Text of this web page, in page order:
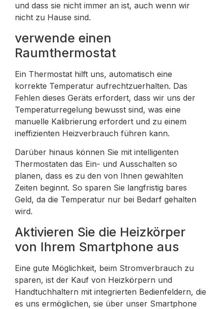
und dass sie nicht immer an ist, auch wenn wir
nicht zu Hause sind.
verwende einen
Raumthermostat
Ein Thermostat hilft uns, automatisch eine
korrekte Temperatur aufrechtzuerhalten. Das
Fehlen dieses Geräts erfordert, dass wir uns der
Temperaturregelung bewusst sind, was eine
manuelle Kalibrierung erfordert und zu einem
ineffizienten Heizverbrauch führen kann.
Darüber hinaus können Sie mit intelligenten
Thermostaten das Ein- und Ausschalten so
planen, dass es zu den von Ihnen gewählten
Zeiten beginnt. So sparen Sie langfristig bares
Geld, da die Temperatur nur bei Bedarf gehalten
wird.
Aktivieren Sie die Heizkörper
von Ihrem Smartphone aus
Eine gute Möglichkeit, beim Stromverbrauch zu
sparen, ist der Kauf von Heizkörpern und
Handtuchhaltern mit integrierten Bedienfeldern, die
es uns ermöglichen, sie über unser Smartphone